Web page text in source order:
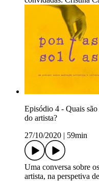
Episódio 4 - Quais
do artista?
27/10/2020
59min
Uma conversa sobre
artista, na perspetiva